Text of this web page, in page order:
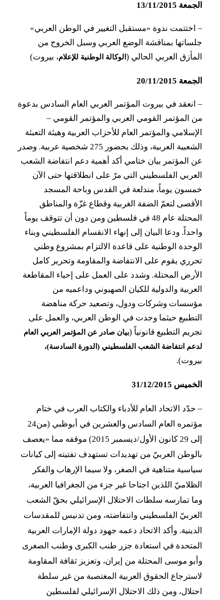
الجمعة 13/11/2015
– اختتمت ندوة «مستقبل التغيير في الوطن العربي»
جلساتها بمناقشة الوضع العربي وسبل الخروج من
المأزق العربي الحالي ( الوكالة الوطنية للإعلام، بيروت)
الجمعة 20/11/2015
– انعقد في بيروت المؤتمر العربي العام السادس بدعوة
من المؤتمر القومي العربي والمؤتمر القومي –
الإسلامي والمؤتمر العام للأحزاب العربية وهيئة التعبئة
الشعبية العربية، وذلك بحضور 275 شخصية عربية. وصدر
عن المؤتمر بيان ختامي أكد أهمية دعم انتفاضة الشعب
العربي الفلسطيني التي مرّ على انطلاقتها حتى الآن
خمسون يوماً، مندلعة في القدس وباحة المسجد
الأقصى لتعمّ الضفة الغربية وقطاع غزّة والمناطق
المحتلة عام 48 في فلسطين ومن دون أن تتوقف يوماً
واحداً. ودعا البيان إلى إنهاء الانقسام الفلسطيني وبناء
الوحدة الوطنية على قاعدة الالتزام بمشروع وطني
تحرري يقوم على الانتفاضة والمقاومة وتحرير كامل
الأرض المحتلة. وشدد على العمل على إحياء المقاطعة
العربية والدولية للكيان الصهيوني وداعميه من
مؤسسات وشركات ودول، وتصعيد حركة مناهضة
التطبيع حيثما وجدت في الوطن العربي، والعمل على
تجريم التطبيع قانونياً (بيان صادر عن المؤتمر العربي العام
لدعم انتفاضة الشعب الفلسطيني (الدورة السادسة)،
بيروت).
الخميس 31/12/2015
– حدّد الاتحاد العام للأدباء والكتاب العرب في ختام
مؤتمره العام السادس والعشرين في أبوظبي (من24
إلى 29 كانون الأول/ديسمبر 2015) موقفه مما «يعصف
بالوطن العربيّ من تهديدات تستهدف تفتيته إلى كيانات
سياسية متناهية في الصغر، ولا سيما الإرهاب والفكر
الظلاميّ اللذين اجتاحا غير جزء من الجغرافيا العربية،
وما تمارسه سلطات الاحتلال الإسرائيلي بحقّ الشعب
العربيّ الفلسطيني وانتفاضته، ومن تدنيس للمقدسات
الدينية. وأكد الاتحاد دعمه جهود دولة الإمارات العربية
المتحدة في استعادة جزر طنب الكبرى وطنب الصغرى
وأبو موسى المحتلة من إيران، وتعزيز ثقافة المقاومة
لاسترجاع الحقوق العربية المغتصبة من غير سلطة
احتلال، ومن ذلك الاحتلال الإسرائيلي لفلسطين